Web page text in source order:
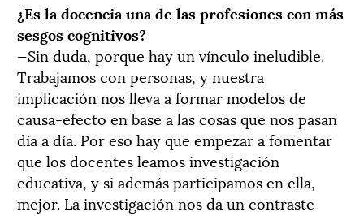
¿Es la docencia una de las profesiones con más
sesgos cognitivos?
—Sin duda, porque hay un vínculo ineludible.
Trabajamos con personas, y nuestra
implicación nos lleva a formar modelos de
causa-efecto en base a las cosas que nos pasan
día a día. Por eso hay que empezar a fomentar
que los docentes leamos investigación
educativa, y si además participamos en ella,
mejor. La investigación nos da un contraste